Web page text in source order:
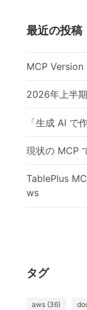
最近の投稿
MCP
2026年上半
「生成 AI で
現状の MCP
TablePlus
ws
タグ
aws (36)